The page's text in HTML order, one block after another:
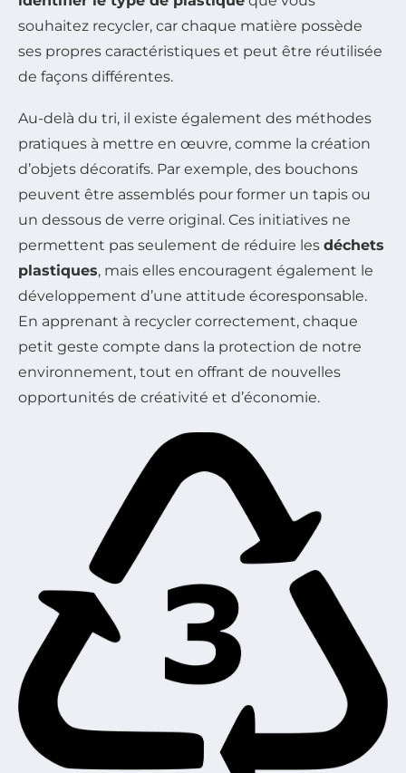
souhaitez recycler, car chaque matière possède
ses propres caractéristiques et peut être réutilisée
de façons différentes.
Au-delà du tri, il existe également des méthodes
pratiques à mettre en œuvre, comme la création
d’objets décoratifs. Par exemple, des bouchons
peuvent être assemblés pour former un tapis ou
un dessous de verre original. Ces initiatives ne
permettent pas seulement de réduire les déchets
plastiques, mais elles encouragent également le
développement d’une attitude écoresponsable.
En apprenant à recycler correctement, chaque
petit geste compte dans la protection de notre
environnement, tout en offrant de nouvelles
opportunités de créativité et d’économie.